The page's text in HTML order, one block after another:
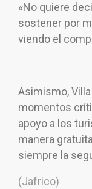
«No quiere
sostener por
viendo el
Asimismo,
momentos
apoyo a los
manera
siempre la
(Jafrico)